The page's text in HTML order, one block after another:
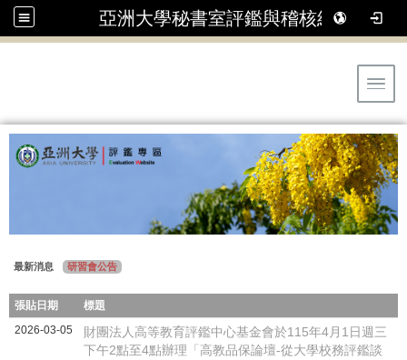
亞洲大學秘書室評鑑與稽核組
最新消息 研習會公告
張貼日期 標題
2026-03-05
財團法人高等教育評鑑中心基金會於115年4月1日週三
下午2點至4點辦理「高教品保論壇-從大學校務評鑑談